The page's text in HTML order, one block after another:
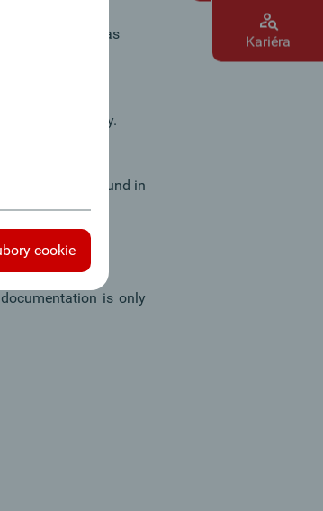
information as
funds in the
is not necessary.
can be found in
is only
Kariéra
cookie